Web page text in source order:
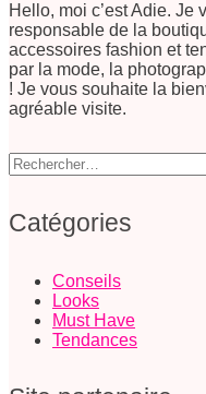
Hello, moi c’est Adie. Je
responsable de la
accessoires fashion et
par la mode, la
! Je vous souhaite la
agréable visite.
Rechercher :
Catégories
Conseils
Looks
Must Have
Tendances